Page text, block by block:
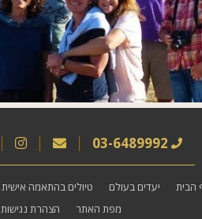
03-6489992
הבית יעדים בעולם טיולים בהתאמה אישית
מפת האתר
הצהרת נגישות